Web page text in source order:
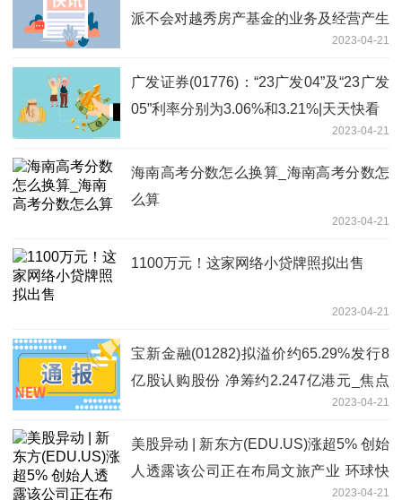
派不会对越秀房产基金的业务及经营产生
2023-04-21
广发证券(01776)：“23广发04”及“23广发
05”利率分别为3.06%和3.21%|天天快看
2023-04-21
海南高考分数怎么换算_海南高考分数怎
么算
2023-04-21
1100万元！这家网络小贷牌照拟出售
2023-04-21
宝新金融(01282)拟溢价约65.29%发行8
亿股认购股份 净筹约2.247亿港元_焦点
2023-04-21
美股异动 | 新东方(EDU.US)涨超5% 创始
人透露该公司正在布局文旅产业 环球快
2023-04-21